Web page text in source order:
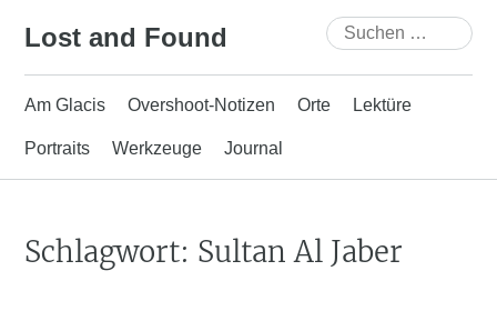
Lost and Found
Suchen
nach:
Am Glacis Overshoot-Notizen Orte Lektüre
Portraits Werkzeuge Journal
Schlagwort: Sultan Al Jaber